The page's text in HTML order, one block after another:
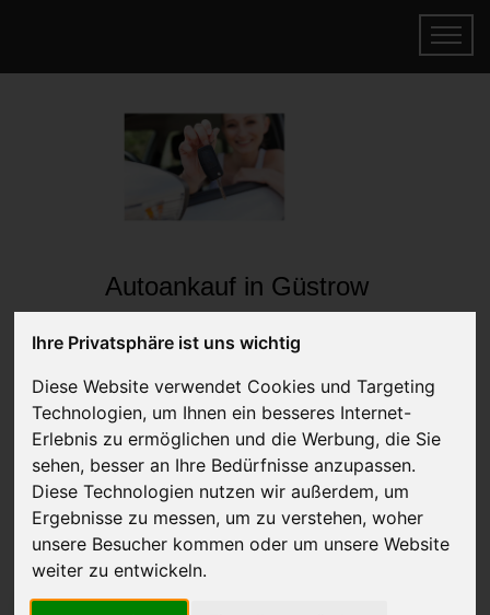
Ihre Privatsphäre ist uns wichtig
Diese Website verwendet Cookies und Targeting
Technologien, um Ihnen ein besseres Internet-
Erlebnis zu ermöglichen und die Werbung, die Sie
sehen, besser an Ihre Bedürfnisse anzupassen.
Diese Technologien nutzen wir außerdem, um
Ergebnisse zu messen, um zu verstehen, woher
unsere Besucher kommen oder um unsere Website
weiter zu entwickeln.
Autoankauf in Güstrow
Online Auto verkaufen & gratis abholen
lassen
Auf Wunsch sofort Geld für Ihr Auto erhalten